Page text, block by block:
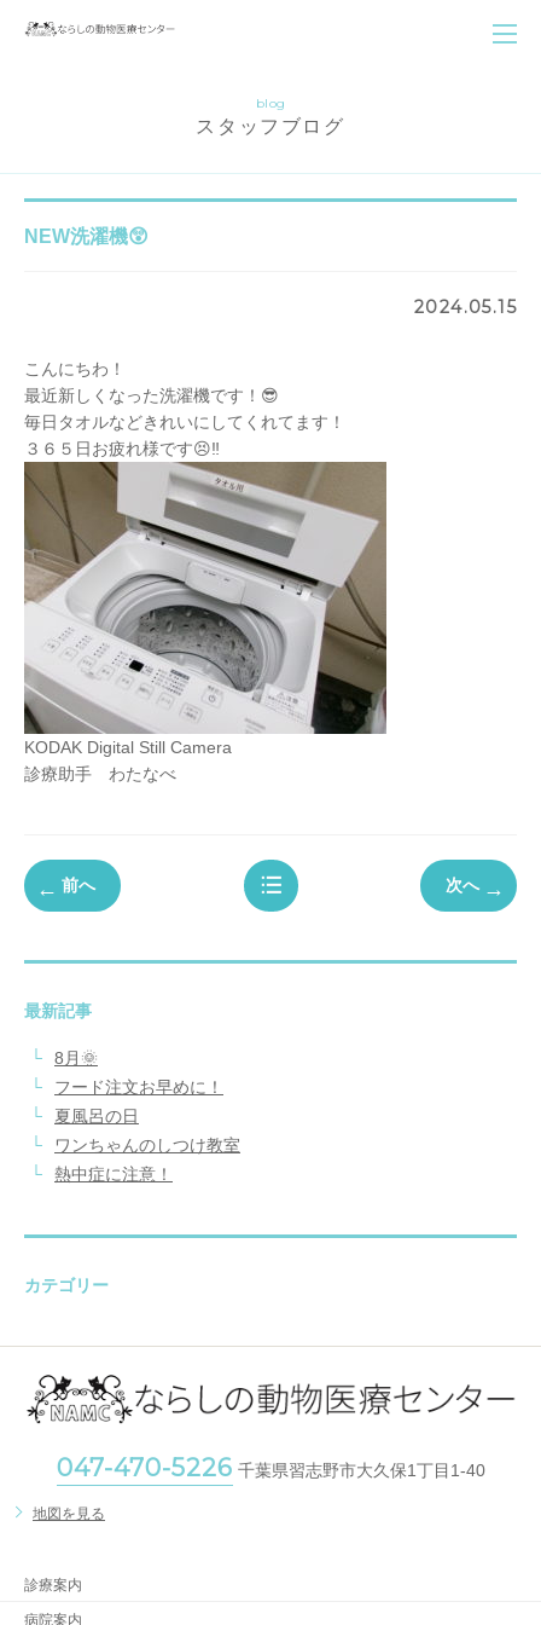
blog
スタッフブログ
NEW洗濯機😲
2024.05.15
こんにちわ！
最近新しくなった洗濯機です！😎
毎日タオルなどきれいにしてくれてます！
３６５日お疲れ様です😣‼
KODAK Digital Still Camera
診療助手 わたなべ
前へ 次へ
最新記事
8月🌞
フード注文お早めに！
夏風呂の日
ワンちゃんのしつけ教室
熱中症に注意！
カテゴリー
047-470-5226 千葉県習志野市大久保1丁目1-40
地図を見る
診療案内
病院案内